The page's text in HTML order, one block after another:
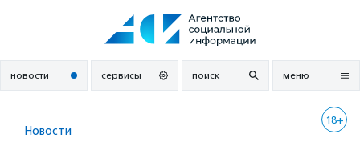
новости сервисы поиск меню
18+
Новости